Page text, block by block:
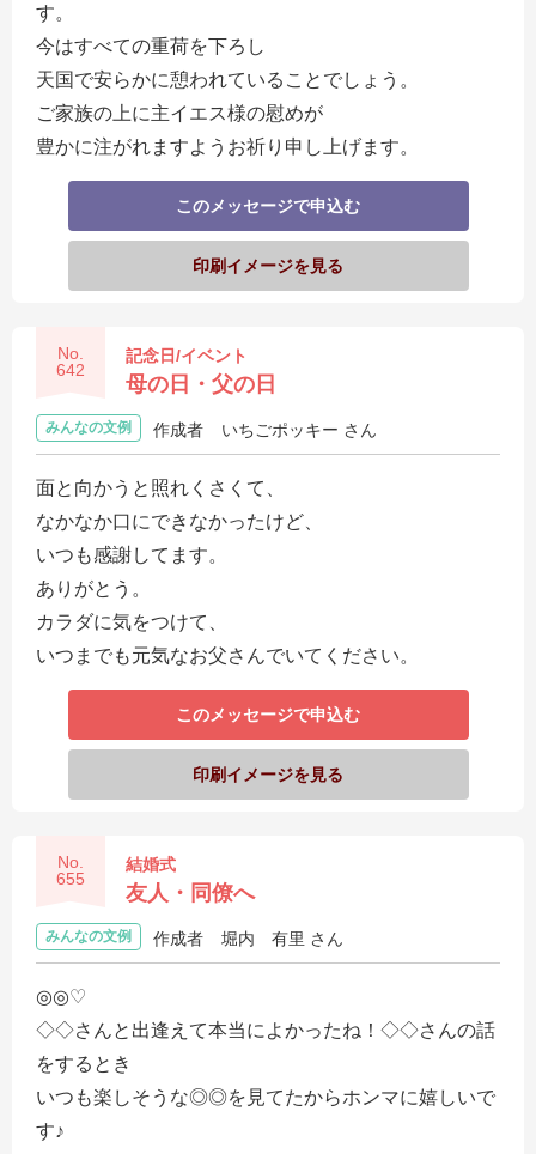
す。
今はすべての重荷を下ろし
天国で安らかに憩われていることでしょう。
ご家族の上に主イエス様の慰めが
豊かに注がれますようお祈り申し上げます。
このメッセージで申込む
印刷イメージを見る
No.
642
記念日/イベント
母の日・父の日
みんなの文例 作成者 いちごポッキー さん
面と向かうと照れくさくて、
なかなか口にできなかったけど、
いつも感謝してます。
ありがとう。
カラダに気をつけて、
いつまでも元気なお父さんでいてください。
このメッセージで申込む
印刷イメージを見る
No.
655
結婚式
友人・同僚へ
みんなの文例 作成者 堀内 有里 さん
◎◎♡
◇◇さんと出逢えて本当によかったね！◇◇さんの話
をするとき
いつも楽しそうな◎◎を見てたからホンマに嬉しいで
す♪